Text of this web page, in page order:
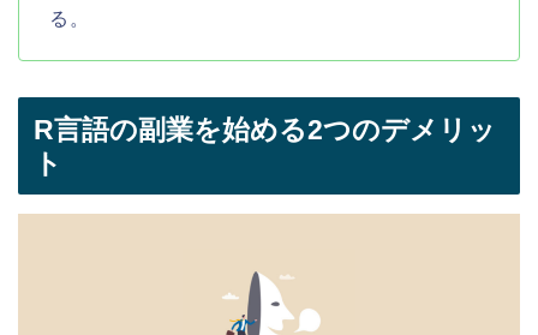
る。
R言語の副業を始める2つのデメリッ
ト